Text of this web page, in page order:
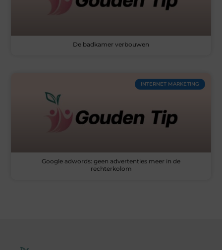
De badkamer verbouwen
INTERNET MARKETING
Google adwords: geen advertenties meer in de
rechterkolom